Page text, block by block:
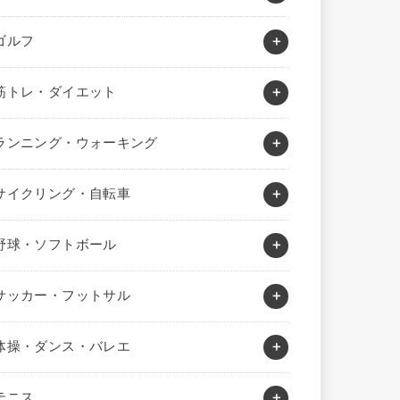
ルフ
トレ・ダイエット
ンニング・ウォーキング
イクリング・自転車
球・ソフトボール
ッカー・フットサル
操・ダンス・バレエ